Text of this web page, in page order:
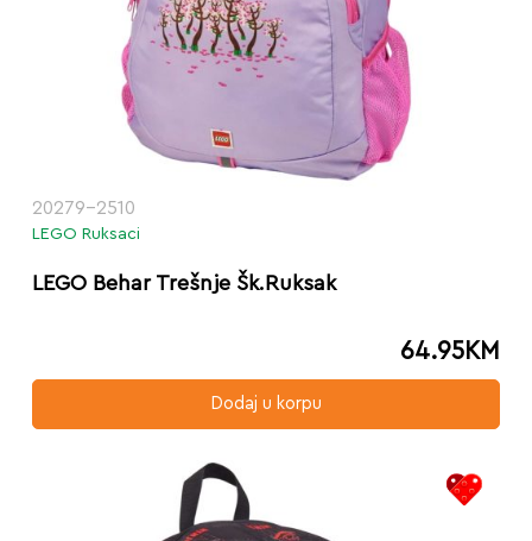
20279-2510
LEGO Ruksaci
LEGO Behar Trešnje Šk.Ruksak
64.95KM
Dodaj u korpu